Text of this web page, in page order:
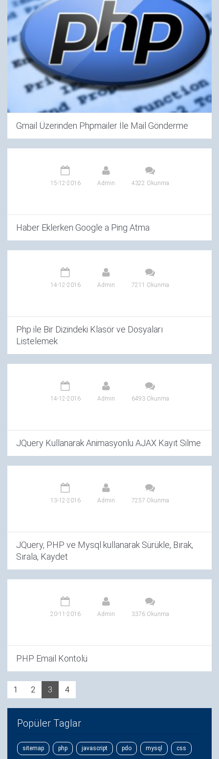
Gmail Üzerinden Phpmailer İle Mail Gönderme
15-12-2016 Admin 4322 Okunma
Haber Eklerken Google a Ping Atma
14-12-2016 Admin 7211 Okunma
Php ile Bir Dizindeki Klasör ve Dosyaları
Listelemek
14-12-2016 Admin 6493 Okunma
JQuery Kullanarak Animasyonlu AJAX Kayıt Silme
13-12-2016 Admin 7257 Okunma
JQuery, PHP ve Mysql kullanarak Sürükle, Bırak,
Sırala, Kaydet
20-11-2016 Admin 3376 Okunma
PHP Email Kontolü
1 2 3 4
Popüler Taglar
sitemap php javascript pdo mysql css